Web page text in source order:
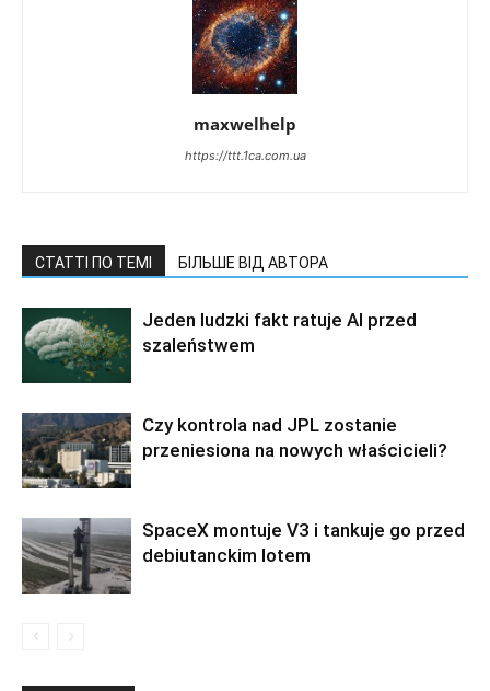
maxwelhelp
https://ttt.1ca.com.ua
СТАТТІ ПО ТЕМІ БІЛЬШЕ ВІД АВТОРА
Jeden ludzki fakt ratuje AI przed
szaleństwem
Czy kontrola nad JPL zostanie
przeniesiona na nowych właścicieli?
SpaceX montuje V3 i tankuje go przed
debiutanckim lotem